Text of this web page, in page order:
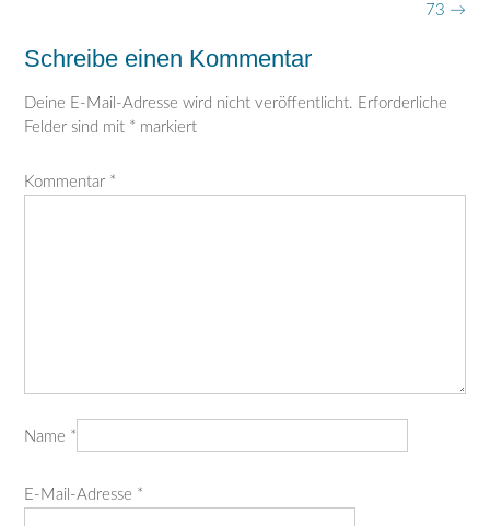
73 →
Schreibe einen Kommentar
Deine E-Mail-Adresse wird nicht veröffentlicht. Erforderliche
Felder sind mit * markiert
Kommentar *
Name *
E-Mail-Adresse *